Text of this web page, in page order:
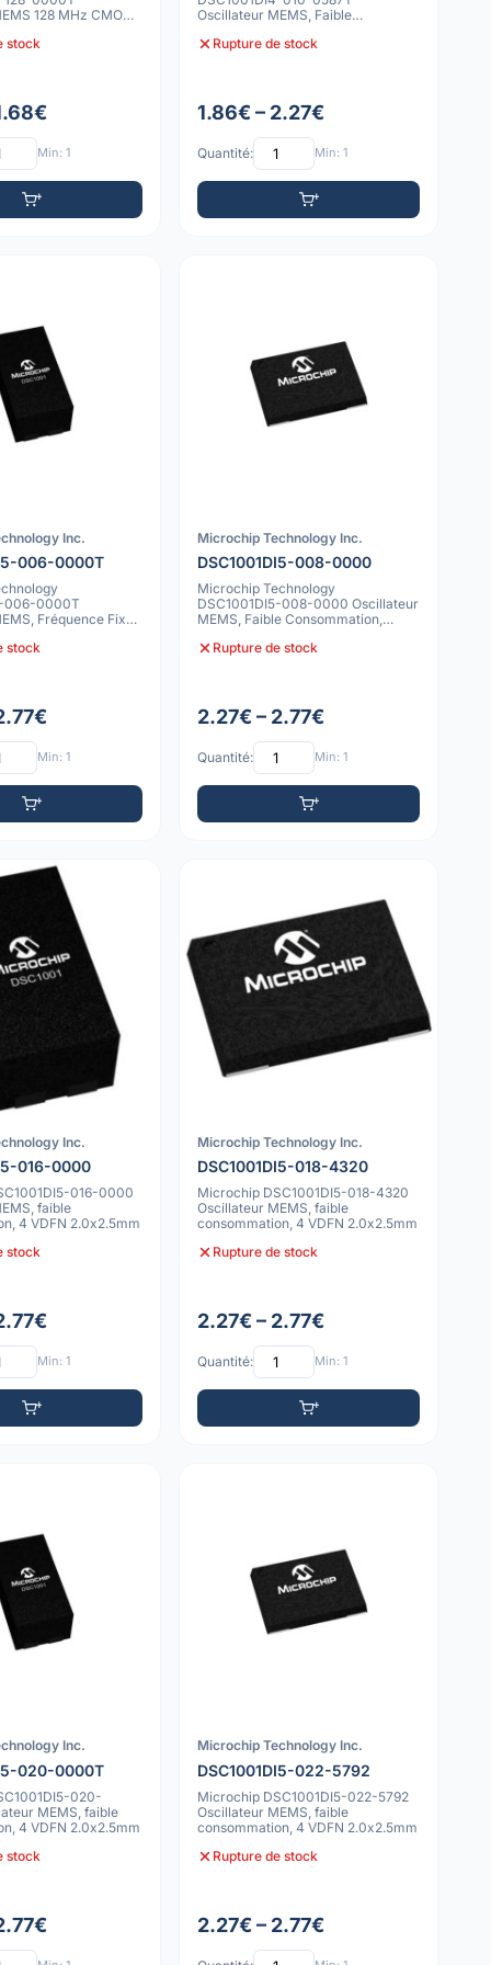
128 MHz CMOS
stock
Min: 1
Oscillateur MEMS, Faible
85C,Rupture de stock
1.86€ – 2.27€
Quantité: Min: 1
Inc.
006-0000T
006-0000T
Fréquence Fixe,
stock
Min: 1
Microchip Technology Inc.
DSC1001DI5-008-0000
Microchip Technology
DSC1001DI5-008-0000 Oscillateur
MEMS, Faible Consommation,
Rupture de stock
2.27€ – 2.77€
Quantité: Min: 1
Inc.
016-0000
016-0000
faible
4 VDFN 2.0x2.5mm
stock
Min: 1
Microchip Technology Inc.
DSC1001DI5-018-4320
Microchip DSC1001DI5-018-4320
Oscillateur MEMS, faible
consommation, 4 VDFN 2.0x2.5mm
Rupture de stock
2.27€ – 2.77€
Quantité: Min: 1
Inc.
020-0000T
020-
MEMS, faible
4 VDFN 2.0x2.5mm
stock
Microchip Technology Inc.
DSC1001DI5-022-5792
Microchip DSC1001DI5-022-5792
Oscillateur MEMS, faible
consommation, 4 VDFN 2.0x2.5mm
Rupture de stock
2.27€ – 2.77€